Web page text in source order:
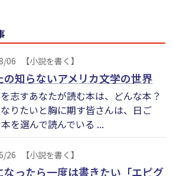
06 【小説を書く】
の知らないアメリカ文学の世界
志すあなたが読む本は、どんな本？
りたいと胸に期す皆さんは、日ご
を選んで読んでいる ...
26 【小説を書く】
なったら一度は書きたい「エピグ